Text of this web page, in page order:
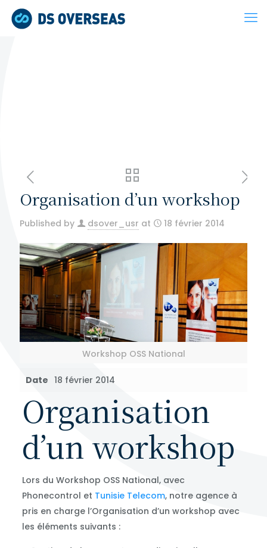
Organisation d’un workshop
Published by dsover_usr at 18 février 2014
Workshop OSS National
Date 18 février 2014
Organisation
d’un workshop
Lors du Workshop OSS National, avec
Phonecontrol et Tunisie Telecom, notre agence à
pris en charge l’Organisation d’un workshop avec
les éléments suivants :